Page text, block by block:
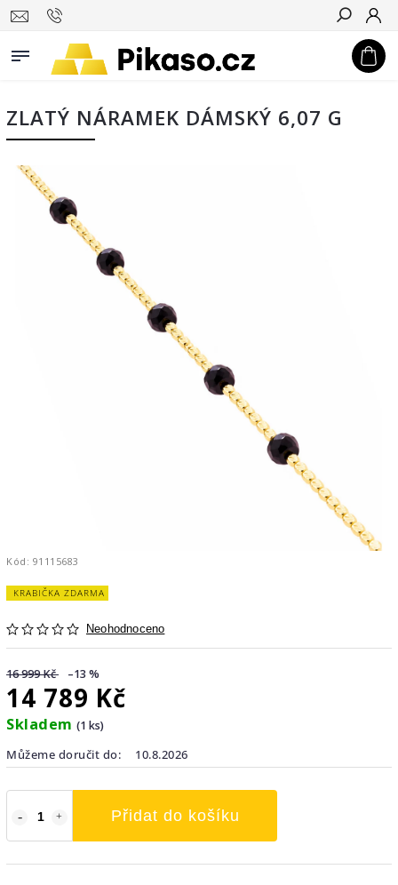
Hledat
ZLATÝ NÁRAMEK DÁMSKÝ 6,07 G
Kód: 91115683
KRABIČKA ZDARMA
Neohodnoceno
16 999 Kč –13 %
14 789 Kč
Skladem (1 ks)
Můžeme doručit do:
10.8.2026
Přidat do košíku